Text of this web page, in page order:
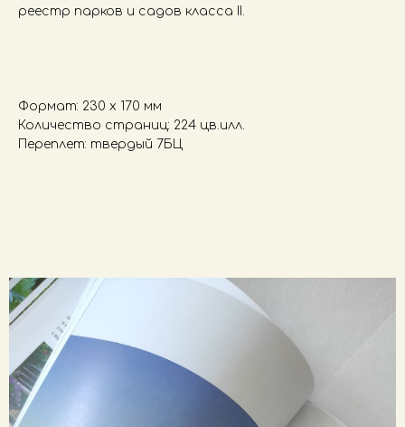
реестр парков и садов класса II.
Формат: 230 х 170 мм
Количество страниц: 224 цв.илл.
Переплет: твердый 7БЦ